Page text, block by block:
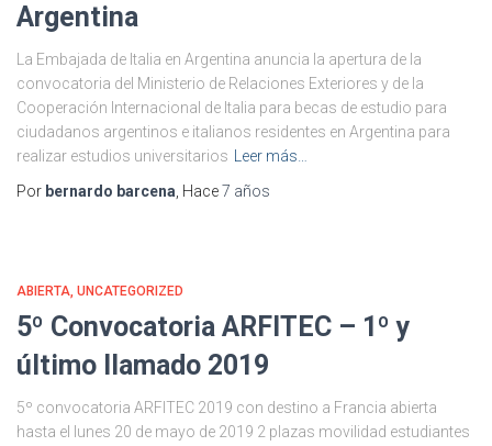
Argentina
La Embajada de Italia en Argentina anuncia la apertura de la
convocatoria del Ministerio de Relaciones Exteriores y de la
Cooperación Internacional de Italia para becas de estudio para
ciudadanos argentinos e italianos residentes en Argentina para
realizar estudios universitarios
Leer más…
Por bernardo barcena , Hace7 años
ABIERTA UNCATEGORIZED
5º Convocatoria ARFITEC – 1º y
último llamado 2019
5º convocatoria ARFITEC 2019 con destino a Francia abierta
hasta el lunes 20 de mayo de 2019 2 plazas movilidad estudiantes